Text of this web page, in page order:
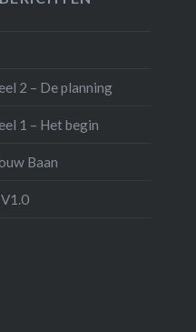
2 – De planning
1 – Het begin
Baan